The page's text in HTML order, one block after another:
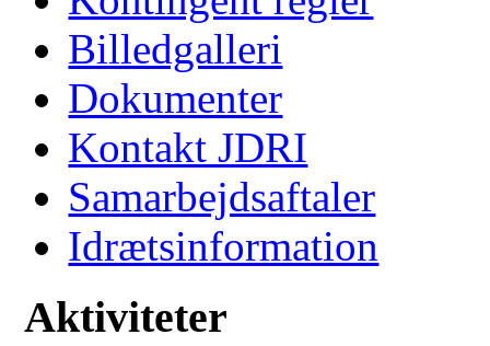
Billedgalleri
Dokumenter
Kontakt JDRI
Samarbejdsaftaler
Idrætsinformation
Aktiviteter